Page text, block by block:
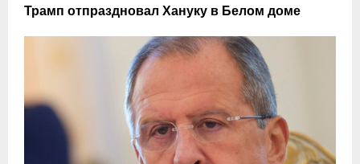
Трамп отпраздновал Хануку в Белом доме